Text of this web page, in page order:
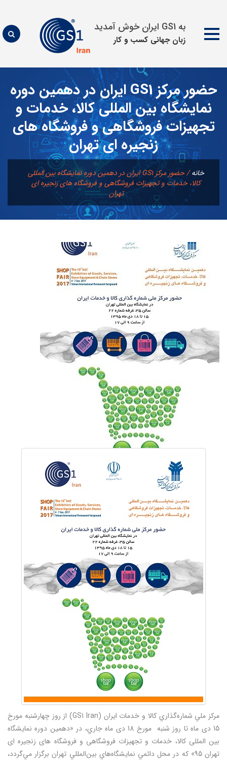
به GS1 ایران خوش آمدید
زبان جهانی كسب و كار
به
محتوا
حضور مركز GS1 ايران در دهمین دوره
نمایشگاه بین المللی کالا، خدمات و
تجهیزات فروشگاهی و فروشگاه های
زنجیره ای تهران
خانه/
حضور مركز GS1 ايران در دهمین دوره نمایشگاه بین المللی
کالا، خدمات و تجهیزات فروشگاهی و فروشگاه های زنجیره ای
تهران
مركز ملي شماره‌گذاري كالا و خدمات ايران (GS1 Iran) از روز چهارشنبه مورخ
15 دی ماه تا روز شنبه مورخ 18 دی ماه جاري، در «دهمین دوره نمایشگاه
بین المللی کالا، خدمات و تجهیزات فروشگاهی و فروشگاه های زنجیره ای
تهران 95» كه در محل دائمي نمايشگاه‌هاي بين‌المللي تهران برگزار مي‌گردد،